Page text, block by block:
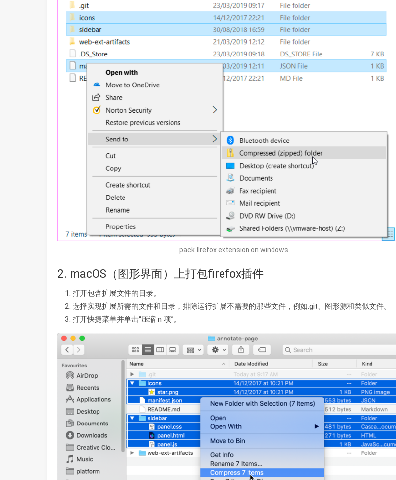
pack firefox extension on windows
2. macOS（图形界面）上打包firefox插件
打开包含扩展文件的目录。
选择实现扩展所需的文件和目录，排除运行扩展不需要的那些文件，例如.git、图形源和类似文件。
打开快捷菜单并单击“压缩 n 项”。